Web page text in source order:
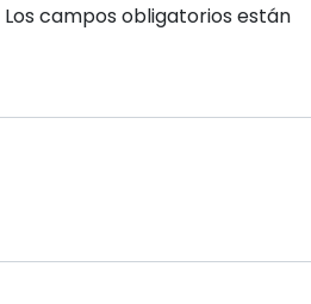
Los campos obligatorios están